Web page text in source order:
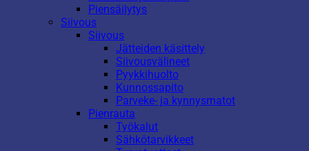
Piensäilytys
Siivous
Siivous
Jätteiden käsittely
Siivousvälineet
Pyykkihuolto
Kunnossapito
Parveke- ja kynnysmatot
Pienrauta
Työkalut
Sähkötarvikkeet